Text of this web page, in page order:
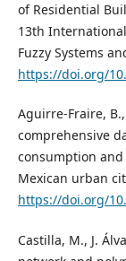
of Residential
13th
Fuzzy Systems
https://doi.org/
Aguirre-Fraire,
comprehensive
consumption
Mexican urban
https://doi.org/
Castilla, M., J.